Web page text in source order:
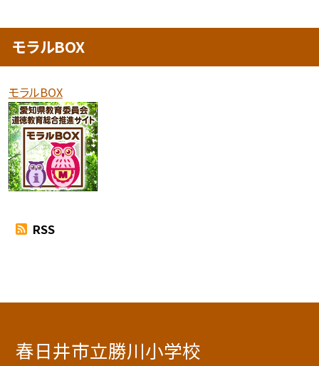
モラルBOX
モラルBOX
RSS
春日井市立勝川小学校